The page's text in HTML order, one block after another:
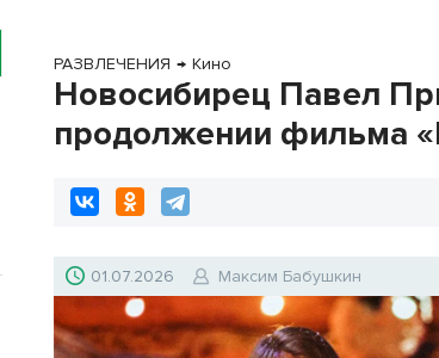
РАЗВЛЕЧЕНИЯ → Кино
Новосибирец Павел
продолжении фильма
01.07.2026 Максим Бабушкин